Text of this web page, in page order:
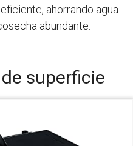
ahorrando agua
abundante.
superficie